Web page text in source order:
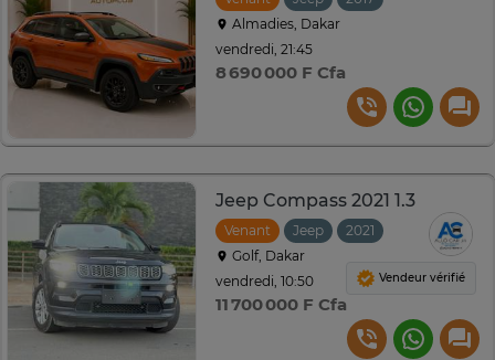
Almadies, Dakar
vendredi, 21:45
8 690 000 F Cfa
Jeep Compass 2021 1.3
Venant Jeep 2021
Automatique
Golf, Dakar
vendredi, 10:50
11 700 000 F Cfa
Vendeur vérifié